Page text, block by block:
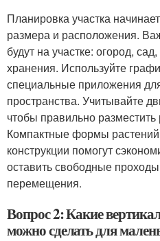
Планировка участка
размера и расположения.
будут на участке: огород,
хранения. Используйте
специальные приложения
пространства. Учитывайте
чтобы правильно
Компактные формы
конструкции помогут
оставить свободные
перемещения.
Вопрос 2: Какие
можно сделать для